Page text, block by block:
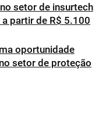
setor de insurtech
partir de R$ 5.100
oportunidade
setor de proteção